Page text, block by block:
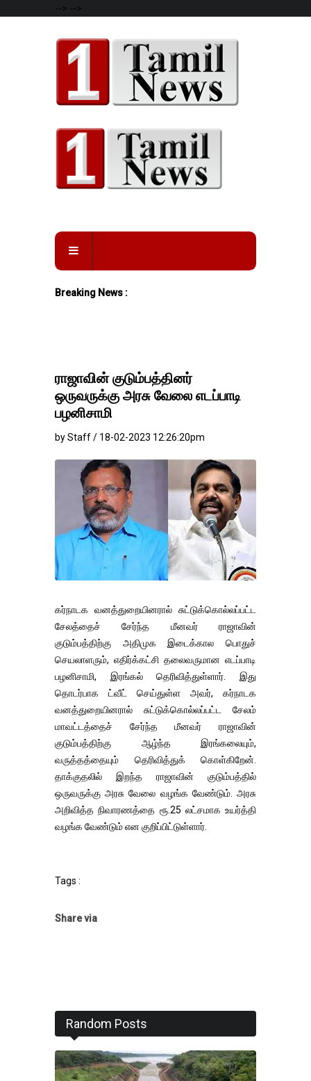
--> -->
Breaking News :
ராஜாவின் குடும்பத்தினர்
ஒருவருக்கு அரசு வேலை எடப்பாடி
பழனிசாமி
by Staff / 18-02-2023 12:26:20pm
கர்நாடக வனத்துறையினரால் சுட்டுக்கொல்லப்பட்ட
சேலத்தைச் சேர்ந்த மீனவர் ராஜாவின்
குடும்பத்திற்கு அதிமுக இடைக்கால பொதுச்
செயலாளரும், எதிர்க்கட்சி தலைவருமான எடப்பாடி
பழனிசாமி, இரங்கல் தெரிவித்துள்ளார். இது
தொடர்பாக ட்வீட் செய்துள்ள அவர், கர்நாடக
வனத்துறையினரால் சுட்டுக்கொல்லப்பட்ட சேலம்
மாவட்டத்தைச் சேர்ந்த மீனவர் ராஜாவின்
குடும்பத்திற்கு ஆழ்ந்த இரங்கலையும்,
வருத்தத்தையும் தெரிவித்துக் கொள்கிறேன்.
தாக்குதலில் இறந்த ராஜாவின் குடும்பத்தில்
ஒருவருக்கு அரசு வேலை வழங்க வேண்டும். அரசு
அறிவித்த நிவாரணத்தை ரூ.25 லட்சமாக உயர்த்தி
வழங்க வேண்டும் என குறிப்பிட்டுள்ளார்.
Tags :
Share via
Random Posts